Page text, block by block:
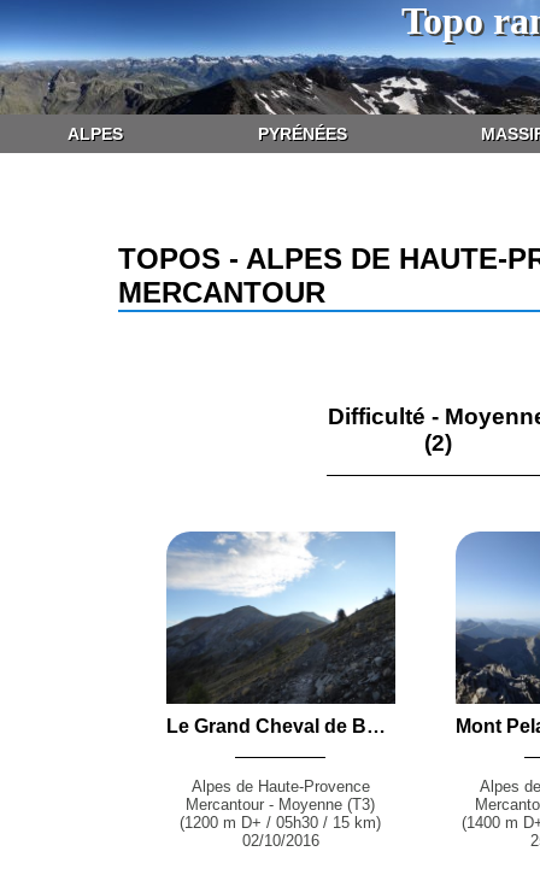
Topo
ALPES PYRÉNÉES
TOPOS - ALPES DE HAUTE-
MERCANTOUR
Difficulté -
(2)
Le Grand Cheval de Bois (2838 m) et le Petit Cheval de Bois (2754 m) par la Baisse de Prenier depuis la Foux (Allos)
Alpes de Haute-Provence
Mercantour - Moyenne (T3)
(1200 m D+ / 05h30 / 15 km)
02/10/2016
Alpes
(1400 m